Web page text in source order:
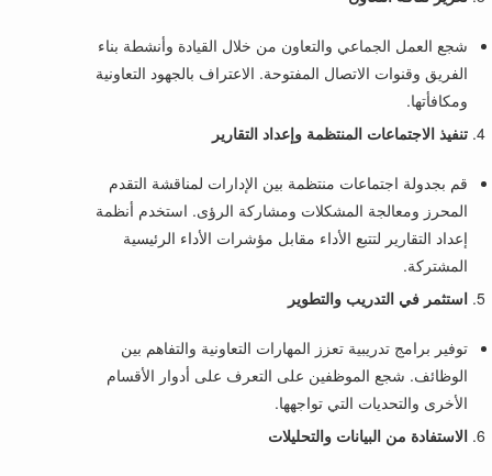
شجع العمل الجماعي والتعاون من خلال القيادة وأنشطة بناء
الفريق وقنوات الاتصال المفتوحة. الاعتراف بالجهود التعاونية
ومكافأتها.
تنفيذ الاجتماعات المنتظمة وإعداد التقارير
قم بجدولة اجتماعات منتظمة بين الإدارات لمناقشة التقدم
المحرز ومعالجة المشكلات ومشاركة الرؤى. استخدم أنظمة
إعداد التقارير لتتبع الأداء مقابل مؤشرات الأداء الرئيسية
المشتركة.
استثمر في التدريب والتطوير
توفير برامج تدريبية تعزز المهارات التعاونية والتفاهم بين
الوظائف. شجع الموظفين على التعرف على أدوار الأقسام
الأخرى والتحديات التي تواجهها.
الاستفادة من البيانات والتحليلات